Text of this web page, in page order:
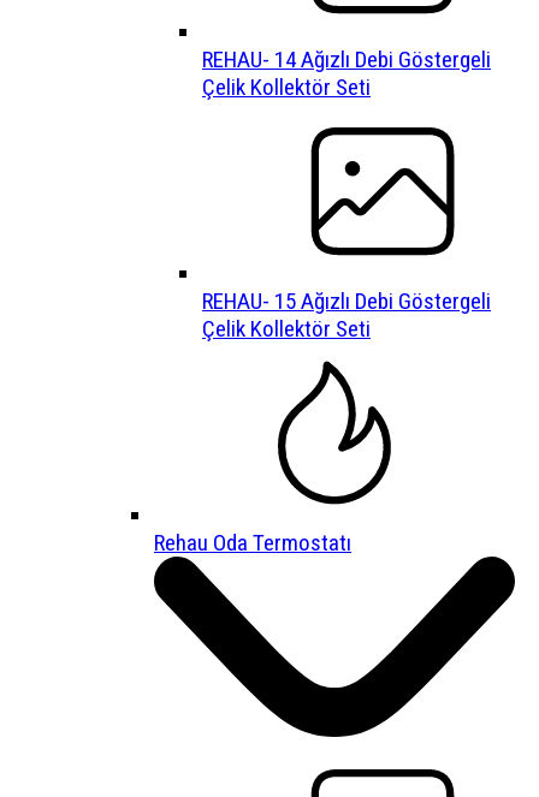
REHAU- 14 Ağızlı Debi Göstergeli
Çelik Kollektör Seti
REHAU- 15 Ağızlı Debi Göstergeli
Çelik Kollektör Seti
Rehau Oda Termostatı